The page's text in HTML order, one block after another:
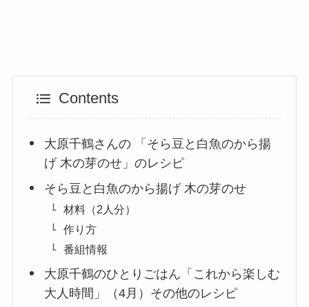
Contents
大原千鶴さんの 「そら豆と白魚のから揚
げ 木の芽のせ」のレシピ
そら豆と白魚のから揚げ 木の芽のせ
材料（2人分）
作り方
番組情報
大原千鶴のひとりごはん「これから楽しむ
大人時間」（4月）その他のレシピ